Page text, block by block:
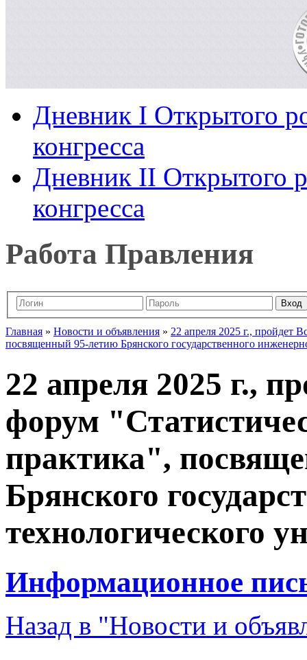
Дневник I Открытого
конгресса
Дневник II Открытого
конгресса
Работа Правления
Главная » Новости и объявления » 22 апреля 2025 г., пройдет
посвященный 95-летию Брянского государственного
22 апреля 2025 г.,
форум
практика",
Брянского
технологического
Информационное
Назад в "Новости и